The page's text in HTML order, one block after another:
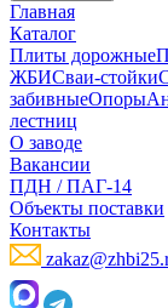
Главная
Каталог
Плиты дорожные
ЖБИСваи-стойки
забивныеОпоры
лестниц
О заводе
Вакансии
ПДН / ПАГ-14
Объекты поставки
Контакты